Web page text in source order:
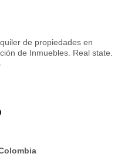
de propiedades en
de Inmuebles. Real state.